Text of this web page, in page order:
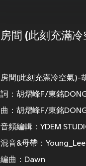
房間 (此刻充滿
房間(此刻充滿冷空氣)-
詞：胡熠峰F/東銘
曲：胡熠峰F/東銘
音頻編輯：YDEM
混音&母帶：Young_Lee
編曲：Dawn